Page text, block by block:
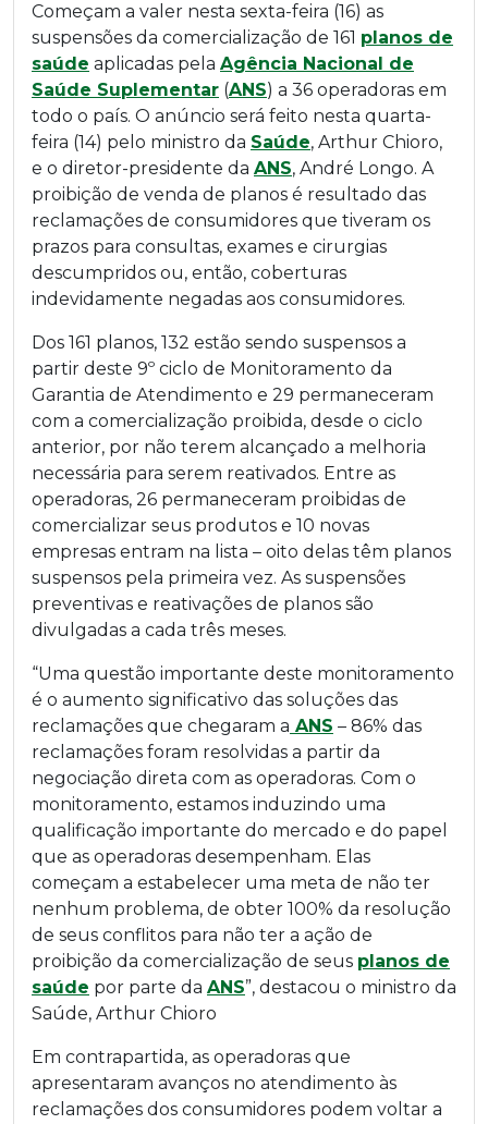
Começam a valer nesta sexta-feira (16) as
suspensões da comercialização de 161 planos de
saúde aplicadas pela Agência Nacional de
Saúde Suplementar (ANS) a 36 operadoras em
todo o país. O anúncio será feito nesta quarta-
feira (14) pelo ministro da Saúde, Arthur Chioro,
e o diretor-presidente da ANS, André Longo. A
proibição de venda de planos é resultado das
reclamações de consumidores que tiveram os
prazos para consultas, exames e cirurgias
descumpridos ou, então, coberturas
indevidamente negadas aos consumidores.
Dos 161 planos, 132 estão sendo suspensos a
partir deste 9º ciclo de Monitoramento da
Garantia de Atendimento e 29 permaneceram
com a comercialização proibida, desde o ciclo
anterior, por não terem alcançado a melhoria
necessária para serem reativados. Entre as
operadoras, 26 permaneceram proibidas de
comercializar seus produtos e 10 novas
empresas entram na lista – oito delas têm planos
suspensos pela primeira vez. As suspensões
preventivas e reativações de planos são
divulgadas a cada três meses.
“Uma questão importante deste monitoramento
é o aumento significativo das soluções das
reclamações que chegaram a ANS – 86% das
reclamações foram resolvidas a partir da
negociação direta com as operadoras. Com o
monitoramento, estamos induzindo uma
qualificação importante do mercado e do papel
que as operadoras desempenham. Elas
começam a estabelecer uma meta de não ter
nenhum problema, de obter 100% da resolução
de seus conflitos para não ter a ação de
proibição da comercialização de seus planos de
saúde por parte da ANS”, destacou o ministro da
Saúde, Arthur Chioro
Em contrapartida, as operadoras que
apresentaram avanços no atendimento às
reclamações dos consumidores podem voltar a